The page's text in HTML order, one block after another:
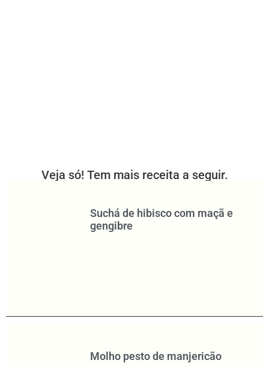
Veja só! Tem mais receita a seguir.
Suchá de hibisco com maçã e
gengibre
Molho pesto de manjericão